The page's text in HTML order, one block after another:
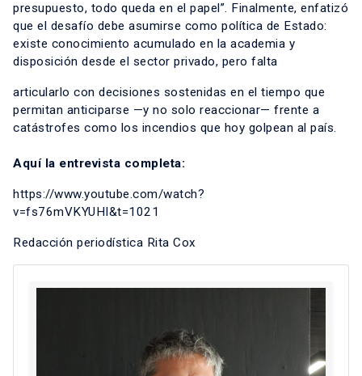
presupuesto, todo queda en el papel”. Finalmente, enfatizó
que el desafío debe asumirse como política de Estado:
existe conocimiento acumulado en la academia y
disposición desde el sector privado, pero falta
articularlo con decisiones sostenidas en el tiempo que
permitan anticiparse —y no solo reaccionar— frente a
catástrofes como los incendios que hoy golpean al país.
Aquí la entrevista completa:
https://www.youtube.com/watch?
v=fs76mVKYUHI&t=1021
Redacción periodística Rita Cox